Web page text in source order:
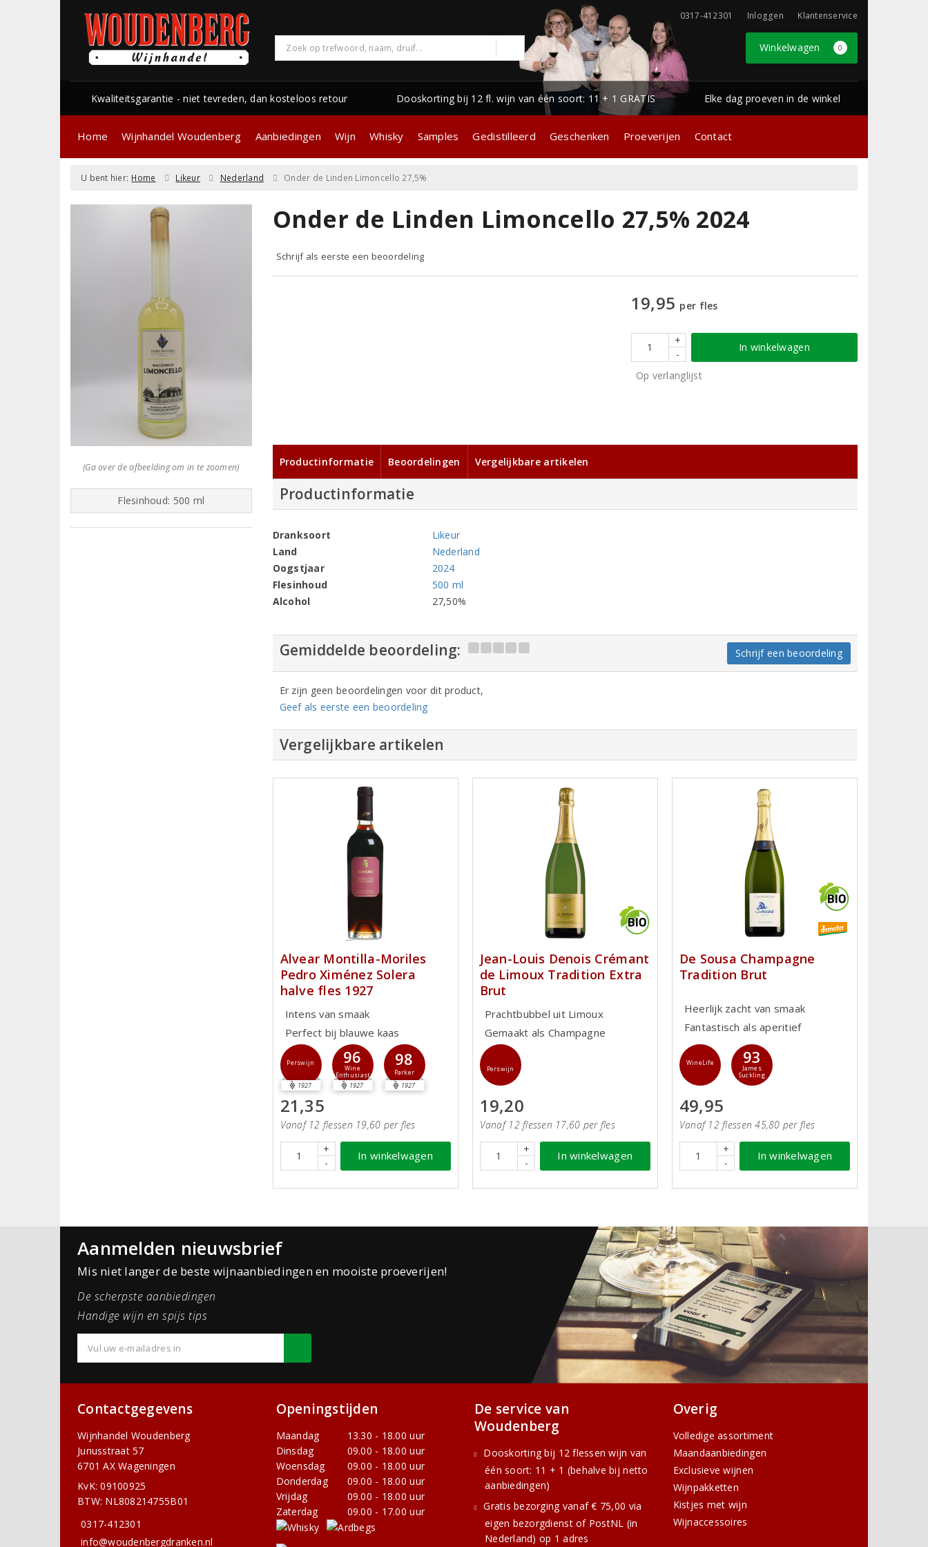
0317-412301 Inloggen Klantenservice
Winkelwagen 0
Kwaliteitsgarantie - niet tevreden, dan kosteloos retour Dooskorting bij 12 fl. wijn van één soort: 11 + 1 GRATIS Elke dag proeven in de winkel
Home Wijnhandel Woudenberg Aanbiedingen Wijn Whisky Samples Gedistilleerd Geschenken Proeverijen Contact
U bent hier: Home Likeur Nederland Onder de Linden Limoncello 27,5%
(Ga over de afbeelding om in te zoomen)
Flesinhoud: 500 ml
Onder de Linden Limoncello 27,5% 2024
Schrijf als eerste een beoordeling
19,95 per fles
+
-
In winkelwagen
Op verlanglijst
Productinformatie Beoordelingen Vergelijkbare artikelen
Productinformatie
Dranksoort
Likeur
Land
Nederland
Oogstjaar
2024
Flesinhoud
500 ml
Alcohol
27,50%
Gemiddelde beoordeling: Schrijf een beoordeling
Er zijn geen beoordelingen voor dit product,
Geef als eerste een beoordeling
Vergelijkbare artikelen
Alvear Montilla-Moriles
Pedro Ximénez Solera
halve fles 1927
Intens van smaak
Perfect bij blauwe kaas
Perswijn
1927
96
Wine
Enthusiast
1927
98
Parker
1927
21,35
Vanaf 12 flessen 19,60 per fles
+
-
In winkelwagen
Jean-Louis Denois Crémant
de Limoux Tradition Extra
Brut
Prachtbubbel uit Limoux
Gemaakt als Champagne
Perswijn
19,20
Vanaf 12 flessen 17,60 per fles
+
-
In winkelwagen
De Sousa Champagne
Tradition Brut
Heerlijk zacht van smaak
Fantastisch als aperitief
WineLife 93
James
Suckling
49,95
Vanaf 12 flessen 45,80 per fles
+
-
In winkelwagen
Aanmelden nieuwsbrief
Mis niet langer de beste wijnaanbiedingen en mooiste proeverijen!
De scherpste aanbiedingen
Handige wijn en spijs tips
Contactgegevens
Wijnhandel Woudenberg
Junusstraat 57
6701 AX Wageningen
KvK: 09100925
BTW: NL808214755B01
0317-412301
info@woudenbergdranken.nl
Openingstijden
Maandag
13.30 - 18.00 uur
Dinsdag
09.00 - 18.00 uur
Woensdag
09.00 - 18.00 uur
Donderdag
09.00 - 18.00 uur
Vrijdag
09.00 - 18.00 uur
Zaterdag
09.00 - 17.00 uur
De service van
Woudenberg
Dooskorting bij 12 flessen wijn van
één soort: 11 + 1 (behalve bij netto
aanbiedingen)
Gratis bezorging vanaf € 75,00 via
eigen bezorgdienst of PostNL (in
Nederland) op 1 adres
Overig
Volledige assortiment
Maandaanbiedingen
Exclusieve wijnen
Wijnpakketten
Kistjes met wijn
Wijnaccessoires